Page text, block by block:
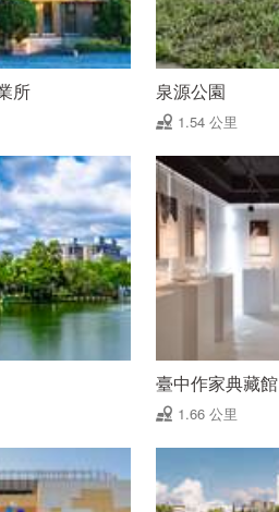
所 泉源公園
1.54 公里
臺中作家典藏館
1.66 公里